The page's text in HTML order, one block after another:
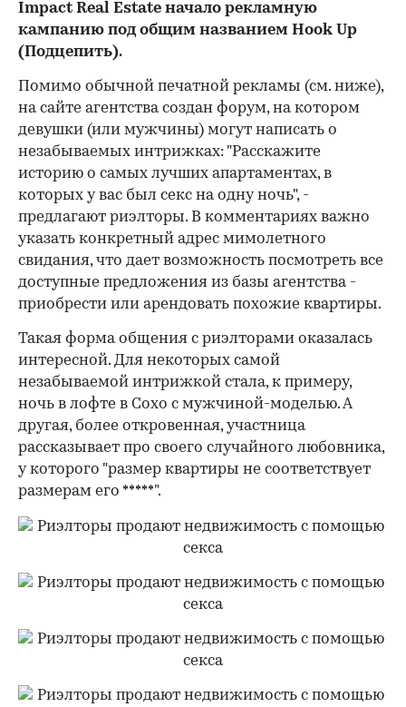
Impact Real Estate начало рекламную
кампанию под общим названием Hook Up
(Подцепить).
Помимо обычной печатной рекламы (см. ниже),
на сайте агентства создан форум, на котором
девушки (или мужчины) могут написать о
незабываемых интрижках: "Расскажите
историю о самых лучших апартаментах, в
которых у вас был секс на одну ночь", -
предлагают риэлторы. В комментариях важно
указать конкретный адрес мимолетного
свидания, что дает возможность посмотреть все
доступные предложения из базы агентства -
приобрести или арендовать похожие квартиры.
Такая форма общения с риэлторами оказалась
интересной. Для некоторых самой
незабываемой интрижкой стала, к примеру,
ночь в лофте в Сохо с мужчиной-моделью. А
другая, более откровенная, участница
рассказывает про своего случайного любовника,
у которого "размер квартиры не соответствует
размерам его *****".